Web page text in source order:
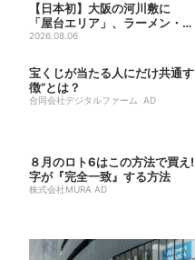
【日本初】大阪の河川敷に
「屋台エリア」、ラーメン・
焼肉・しゃぶしゃぶ・カフェ
2026.08.06
宝くじが当たる人にだけ共通
徴”とは？
合同会社デジタルファーム AD
８月のロト6はこの方法で買え
字が『完全一致』する方法
株式会社MURA AD